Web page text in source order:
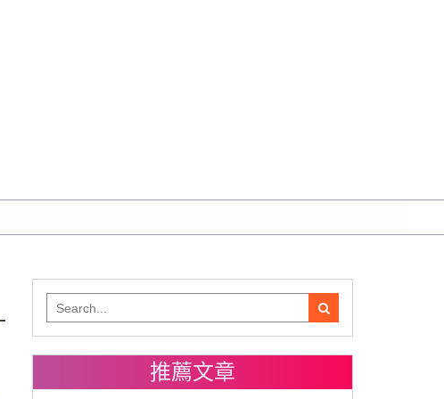
Search
推薦文章